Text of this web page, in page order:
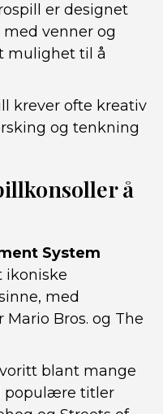
er designet
venner og
mulighet til å
krever ofte kreativ
og tenkning
å
System
ikoniske
med
Mario Bros. og The
blant mange
populære titler